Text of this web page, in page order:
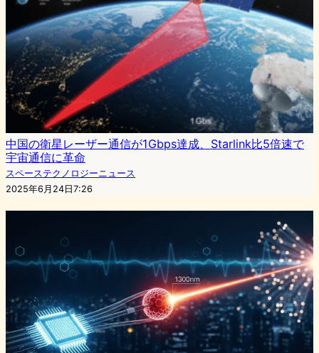
中国の衛星レーザー通信が1Gbps達成、Starlink比5倍速で
宇宙通信に革命
スペーステクノロジーニュース
2025年6月24日7:26